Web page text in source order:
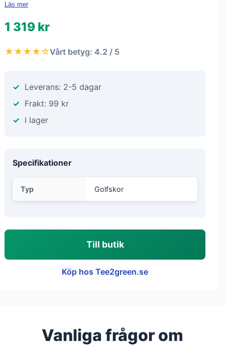
Läs mer
1 319 kr
★★★★☆Vårt betyg: 4.2 / 5
Leverans: 2-5 dagar
Frakt: 99 kr
I lager
Specifikationer
Typ Golfskor
Till butik
Köp hos Tee2green.se
Vanliga frågor om